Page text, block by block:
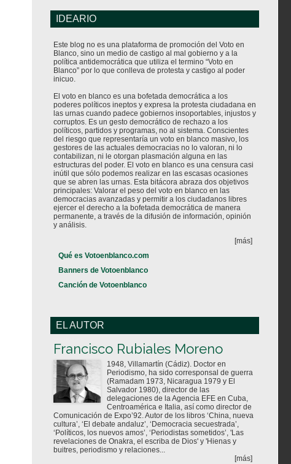
IDEARIO
Este blog no es una plataforma de promoción del Voto en
Blanco, sino un medio de castigo al mal gobierno y a la
política antidemocrática que utiliza el termino “Voto en
Blanco” por lo que conlleva de protesta y castigo al poder
inicuo.
El voto en blanco es una bofetada democrática a los
poderes políticos ineptos y expresa la protesta ciudadana en
las urnas cuando padece gobiernos insoportables, injustos y
corruptos. Es un gesto democrático de rechazo a los
políticos, partidos y programas, no al sistema. Conscientes
del riesgo que representaría un voto en blanco masivo, los
gestores de las actuales democracias no lo valoran, ni lo
contabilizan, ni le otorgan plasmación alguna en las
estructuras del poder. El voto en blanco es una censura casi
inútil que sólo podemos realizar en las escasas ocasiones
que se abren las urnas. Esta bitácora abraza dos objetivos
principales: Valorar el peso del voto en blanco en las
democracias avanzadas y permitir a los ciudadanos libres
ejercer el derecho a la bofetada democrática de manera
permanente, a través de la difusión de información, opinión
y análisis.
[más]
Qué es Votoenblanco.com
Banners de Votoenblanco
Canción de Votoenblanco
EL AUTOR
Francisco Rubiales Moreno
1948, Villamartín (Cádiz). Doctor en
Periodismo, ha sido corresponsal de guerra
(Ramadam 1973, Nicaragua 1979 y El
Salvador 1980), director de las
delegaciones de la Agencia EFE en Cuba,
Centroamérica e Italia, así como director de
Comunicación de Expo’92. Autor de los libros ‘China, nueva
cultura’, ‘El debate andaluz’, ‘Democracia secuestrada’,
‘Políticos, los nuevos amos’, ‘Periodistas sometidos’, 'Las
revelaciones de Onakra, el escriba de Dios' y 'Hienas y
buitres, periodismo y relaciones...
[más]